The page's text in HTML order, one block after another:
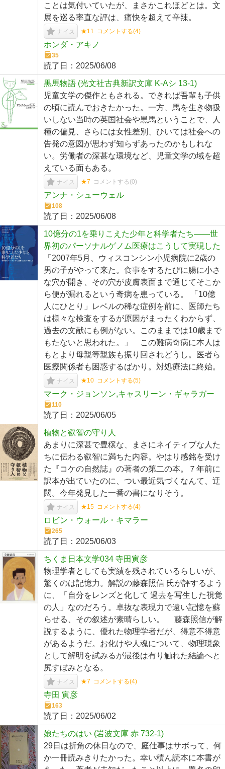
ことは気付いていたが、まさかこれほどとは。文
展を巡る率直な評は、痛快を超えて辛辣。
ナイス ★11 コメントする(4)
ホンダ・アキノ
35
読了日： 2025/06/08
黒馬物語 (光文社古典新訳文庫 K-Aシ 13-1)
児童文学の傑作ともされる。できれば吾輩も子供
の頃に読んでおきたかった。一方、馬を生き物扱
いしない当時の英国社会や黒馬ということで、人
種の偏見、さらには女性差別、ひいては社会への
告発の意図が思わず知らずあったのかもしれな
い。労働者の深甚な環境など、児童文学の域を超
えている面もある。
ナイス ★7 コメントする(0)
アンナ・シューウェル
108
読了日： 2025/06/08
10億分の1を乗りこえた少年と科学者たち――世
界初のパーソナルゲノム医療はこうして実現した
「2007年5月、ウィスコンシン小児病院に2歳の
男の子がやって来た。食事をするたびに腸に小さ
な穴が開き、その穴が皮膚表面まで通じてそこか
ら便が漏れるという奇病を患っている。 「10億
人にひとり」レベルの稀な症例を前に、医師たち
は様々な検査をするが原因がまったくわからず、
過去の文献にも例がない。このままでは10歳まで
もたないと思われた。」 この難病奇病に本人は
もとより母親等親族も振り回されどうし。医者ら
医療関係者も困惑するばかり。対処療法に終始。
ナイス ★10 コメントする(5)
マーク・ジョンソン,キャスリーン・ギャラガー
110
読了日： 2025/06/05
植物と叡智の守り人
あまりに深甚で豊穣な、まさにネイティブな人た
ちに伝わる叡智に満ちた内容。やはり感銘を受け
た『コケの自然誌』の著者の第二の本。７年前に
訳本が出ていたのに、つい最近気づくなんて、迂
闊。今年発見した一番の書になりそう。
ナイス ★15 コメントする(4)
ロビン・ウォール・キマラー
265
読了日： 2025/06/03
ちくま日本文学034 寺田寅彦
物理学者としても実績を残されているらしいが、
驚くのは記憶力。解説の藤森照信 氏が評するよう
に、「自分をレンズと化して 過去を写生した視覚
の人」なのだろう。卓抜な表現力で遠い記憶を蘇
らせる、その叙述が素晴らしい。 藤森照信が解
説するように、優れた物理学者だが、得意不得意
があるようだ。お化けや人魂について、物理現象
として解明を試みるが最後は有り触れた結論へと
尻すぼみとなる。
ナイス ★7 コメントする(4)
寺田 寅彦
163
読了日： 2025/06/02
娘たちのはい (岩波文庫 赤 732-1)
29日は折角の休日なので、庭仕事はサボって、何
か一冊読みきりたかった。幸い積ん読本に本書が